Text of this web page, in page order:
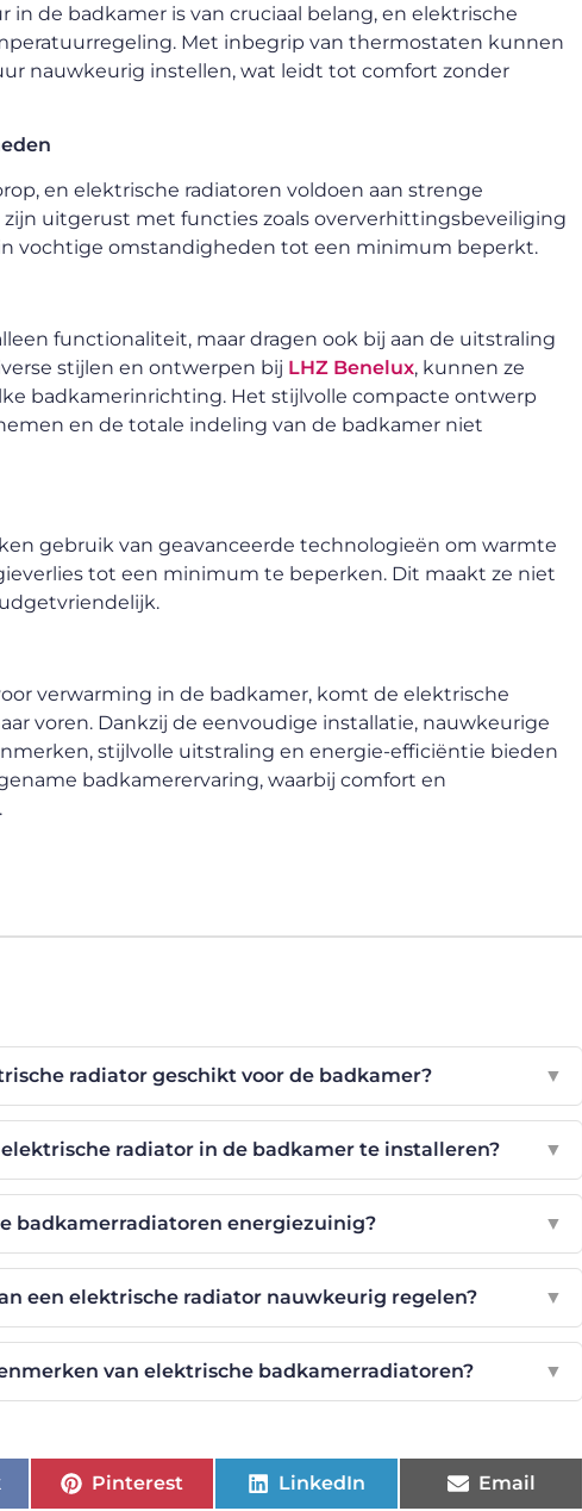
de badkamer is van cruciaal belang, en elektrische
Met inbegrip van thermostaten kunnen
nauwkeurig instellen, wat leidt tot comfort zonder
en elektrische radiatoren voldoen aan strenge
uitgerust met functies zoals oververhittingsbeveiliging
vochtige omstandigheden tot een minimum beperkt.
functionaliteit, maar dragen ook bij aan de uitstraling
stijlen en ontwerpen bij LHZ Benelux, kunnen ze
badkamerinrichting. Het stijlvolle compacte ontwerp
en de totale indeling van de badkamer niet
gebruik van geavanceerde technologieën om warmte
tot een minimum te beperken. Dit maakt ze niet
verwarming in de badkamer, komt de elektrische
voren. Dankzij de eenvoudige installatie, nauwkeurige
stijlvolle uitstraling en energie-efficiëntie bieden
badkamerervaring, waarbij comfort en
radiator geschikt voor de badkamer? ▼
radiator in de badkamer te installeren? ▼
badkamerradiatoren energiezuinig? ▼
een elektrische radiator nauwkeurig regelen? ▼
van elektrische badkamerradiatoren? ▼
Pinterest LinkedIn Email